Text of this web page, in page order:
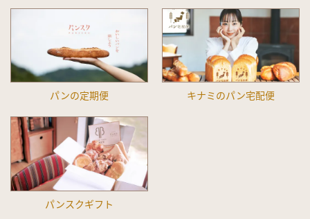
パンの定期便 キナミのパン宅配便
パンスクギフト